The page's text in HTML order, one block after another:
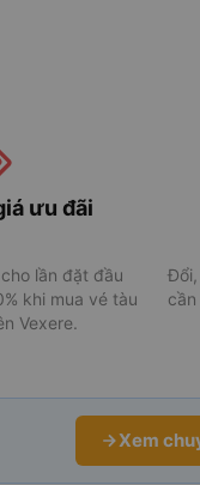
ưu đãi
lần đặt đầu
khi mua vé tàu
Vexere.
Đổi,
Xem